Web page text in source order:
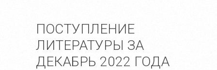
ПОСТУПЛЕНИЕ
ЛИТЕРАТУРЫ ЗА
ДЕКАБРЬ 2022 ГОДА